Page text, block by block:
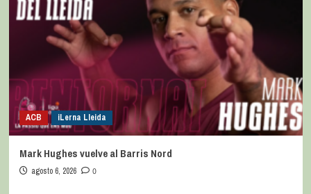
ACB iLerna Lleida
Mark Hughes vuelve al Barris Nord
agosto 6, 2026 0